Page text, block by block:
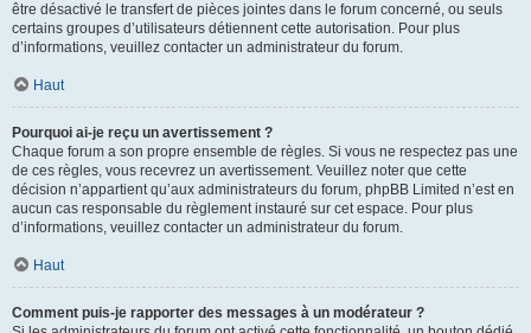
être désactivé le transfert de pièces jointes dans le forum concerné, ou seuls
certains groupes d’utilisateurs détiennent cette autorisation. Pour plus
d’informations, veuillez contacter un administrateur du forum.
Haut
Pourquoi ai-je reçu un avertissement ?
Chaque forum a son propre ensemble de règles. Si vous ne respectez pas une
de ces règles, vous recevrez un avertissement. Veuillez noter que cette
décision n’appartient qu’aux administrateurs du forum, phpBB Limited n’est en
aucun cas responsable du règlement instauré sur cet espace. Pour plus
d’informations, veuillez contacter un administrateur du forum.
Haut
Comment puis-je rapporter des messages à un modérateur ?